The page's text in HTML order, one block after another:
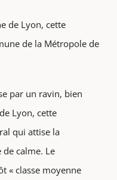
de Lyon, cette
de la Métropole de
par un ravin, bien
Lyon, cette
qui attise la
calme. Le
« classe moyenne